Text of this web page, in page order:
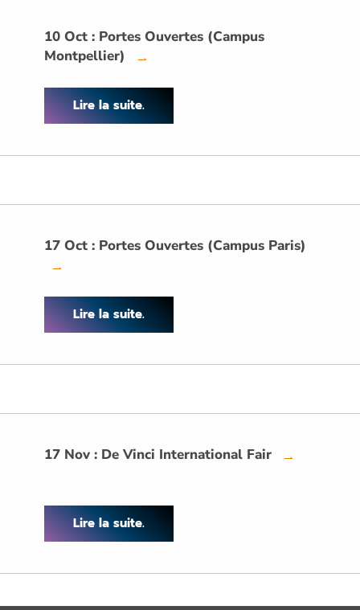
10 Oct : Portes Ouvertes (Campus
Montpellier)
→
Lire la suite.
17 Oct : Portes Ouvertes (Campus Paris)
→
Lire la suite.
17 Nov : De Vinci International Fair →
Lire la suite.